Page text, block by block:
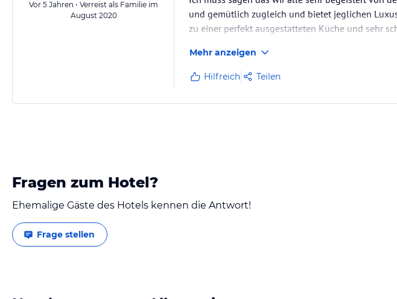
Vor 5 Jahren • Verreist als Familie im
August 2020
und gemütlich zugleich und bietet jeglichen
zu einer perfekt ausgestatteten Küche und sehr
Mehr anzeigen
Hilfreich Teilen
Fragen zum Hotel?
Ehemalige Gäste des Hotels kennen die Antwort!
Frage stellen